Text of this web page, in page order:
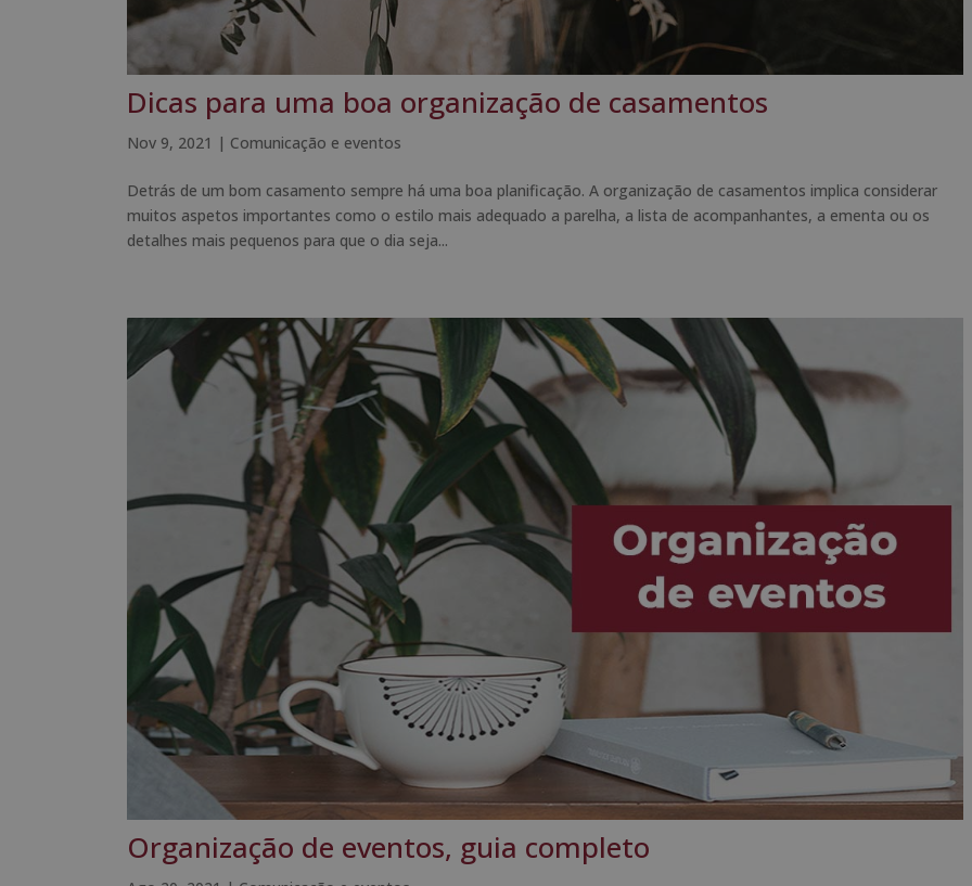
Dicas para uma boa organização de casamentos
Nov 9, 2021 | Comunicação e eventos
Detrás de um bom casamento sempre há uma boa planificação. A organização de casamentos implica considerar
muitos aspetos importantes como o estilo mais adequado a parelha, a lista de acompanhantes, a ementa ou os
detalhes mais pequenos para que o dia seja...
Organização de eventos, guia completo